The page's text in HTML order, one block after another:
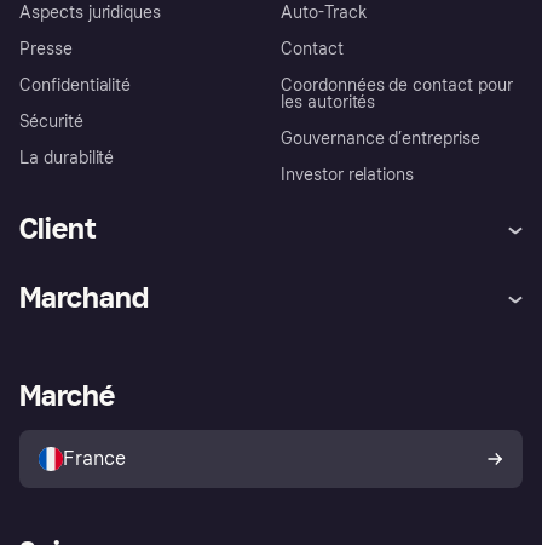
Aspects juridiques
Presse
Confidentialité
Sécurité
La durabilité
Auto-Track
Contact
Coordonnées de contact pour
les autorités
Gouvernance d’entreprise
Investor relations
Client
Explorez les magasins
Politique de protection de
l’acheteur Klarna
Marchand
Portail Marchand
Marché
France